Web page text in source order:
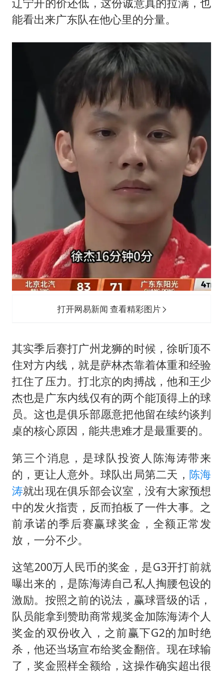
能看出来广东队在他心里的分量。
打开网易新闻 查看精彩图片
其实季后赛打广州龙狮的时候，徐昕顶不
住对方内线，就是萨林杰靠着体重和经验
扛住了压力。打北京的肉搏战，他和王少
杰也是广东内线仅有的两个能顶得上的球
员。这也是俱乐部愿意把他留在续约谈判
桌的核心原因，能共患难才是最重要的。
第三个消息，是球队投资人 陈海涛带来
的，更让人意外。球队出局第二天， 陈海
涛就出现在俱乐部会议室，没有大家预想
中的发火指责，反而拍板了一件大事。之
前承诺的季后赛赢球奖金，全额正常发
放，一分不少。
这笔200万人民币的奖金，是G3开打前就
曝出来的，是陈海涛自己私人掏腰包设的
激励。按照之前的说法，赢球晋级的话，
队员能拿到赞助商常规奖金加陈海涛个人
奖金的双份收入，之前赢下G2的加时绝
杀，他还当场宣布给奖金翻倍。现在球输
了，奖金照样全额给，这操作确实超出很